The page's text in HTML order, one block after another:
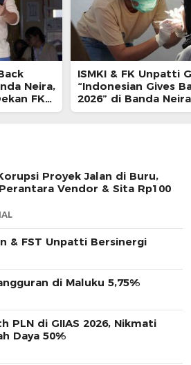
Neira,
FK
ISMKI & FK Unpatti
“Indonesian Gives
2026” di Banda Neira
Proyek Jalan di Buru,
Vendor & Sita Rp100
& FST Unpatti Bersinergi
di Maluku 5,75%
PLN di GIIAS 2026, Nikmati
Daya 50%